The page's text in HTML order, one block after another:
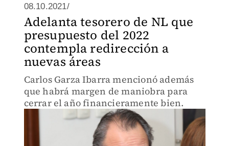
08.10.2021/
Adelanta tesorero de NL que
presupuesto del 2022
contempla redirección a
nuevas áreas
Carlos Garza Ibarra mencionó además
que habrá margen de maniobra para
cerrar el año financieramente bien.